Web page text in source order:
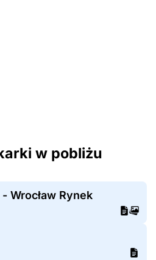
w pobliżu
Wrocław Rynek